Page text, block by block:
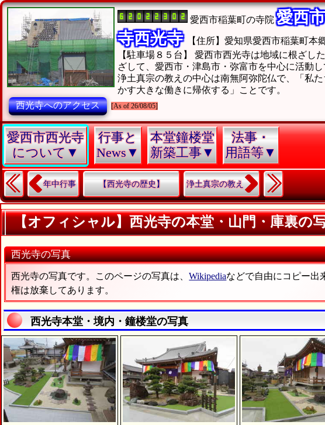
愛西市稲葉町の寺院 愛西
寺西光寺
【住所】愛知県愛西市稲葉町本
【駐車場８５台】 愛西市西光寺は地域に根ざし
ざして、愛西市・津島市・弥富市を中心に活動し
浄土真宗の教えの中心は南無阿弥陀仏で、「私
かす大きな働きに帰依する」ことです。
西光寺へのアクセス
[As of 26/08/05]
愛西市西光寺
について▼
行事と
News▼
本堂鐘楼堂
新築工事▼
法事・
用語等▼
年中行事 【西光寺の歴史】 浄土真宗の教え
【オフィシャル】西光寺の本堂・山門・庫裏の
西光寺の写真
西光寺の写真です。このページの写真は、Wikipediaなどで自由にコピー出
権は放棄してあります。
西光寺本堂・境内・鐘楼堂の写真